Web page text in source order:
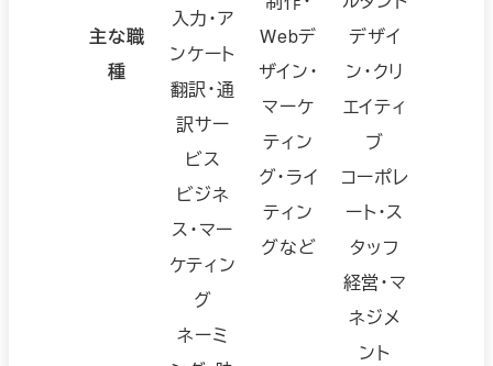
主な職
種
入力・ア
ンケート
翻訳・通
訳サー
ビス
ビジネ
ス・マー
ケティン
グ
ネーミ
Webデ
ザイン・
マーケ
ティン
グ・ライ
ティン
グなど
デザイ
ン・クリ
エイティ
ブ
コーポレ
ート・ス
タッフ
経営・マ
ネジメ
ント